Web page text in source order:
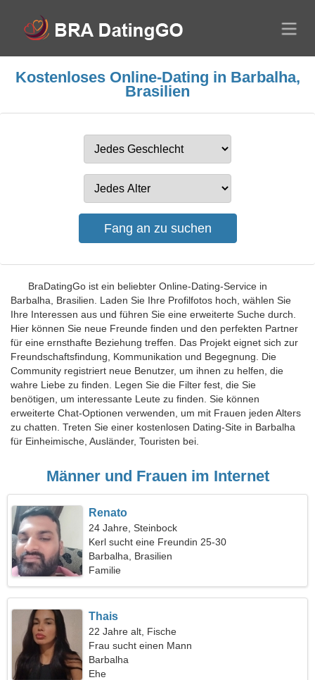
Kostenloses Online-Dating in Barbalha,
Brasilien
BraDatingGo ist ein beliebter Online-Dating-Service in
Barbalha, Brasilien. Laden Sie Ihre Profilfotos hoch, wählen Sie
Ihre Interessen aus und führen Sie eine erweiterte Suche durch.
Hier können Sie neue Freunde finden und den perfekten Partner
für eine ernsthafte Beziehung treffen. Das Projekt eignet sich zur
Freundschaftsfindung, Kommunikation und Begegnung. Die
Community registriert neue Benutzer, um ihnen zu helfen, die
wahre Liebe zu finden. Legen Sie die Filter fest, die Sie
benötigen, um interessante Leute zu finden. Sie können
erweiterte Chat-Optionen verwenden, um mit Frauen jeden Alters
zu chatten. Treten Sie einer kostenlosen Dating-Site in Barbalha
für Einheimische, Ausländer, Touristen bei.
Männer und Frauen im Internet
Renato
24 Jahre, Steinbock
Kerl sucht eine Freundin 25-30
Barbalha, Brasilien
Familie
Thais
22 Jahre alt, Fische
Frau sucht einen Mann
Barbalha
Ehe